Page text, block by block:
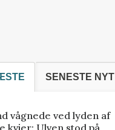
SENESTE NYT
vågnede ved lyden af
kvier: Ulven stod på